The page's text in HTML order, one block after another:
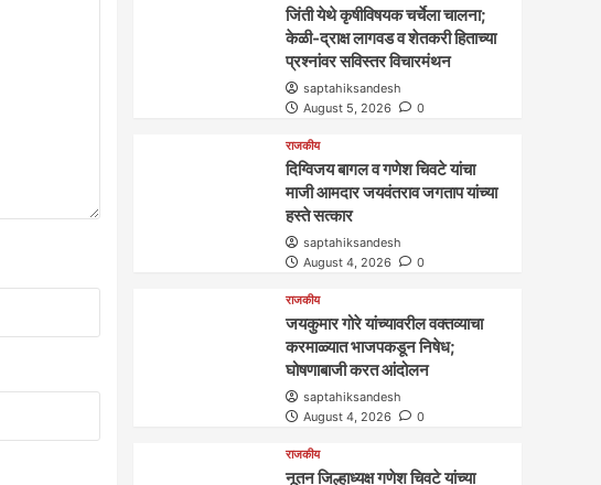
जिंती येथे कृषीविषयक चर्चेला चालना;
केळी-द्राक्ष लागवड व शेतकरी हिताच्या
प्रश्नांवर सविस्तर विचारमंथन
saptahiksandesh
August 5, 2026
0
राजकीय
दिग्विजय बागल व गणेश चिवटे यांचा
माजी आमदार जयवंतराव जगताप यांच्या
हस्ते सत्कार
saptahiksandesh
August 4, 2026
0
राजकीय
जयकुमार गोरे यांच्यावरील वक्तव्याचा
करमाळ्यात भाजपकडून निषेध;
घोषणाबाजी करत आंदोलन
saptahiksandesh
August 4, 2026
0
राजकीय
नूतन जिल्हाध्यक्ष गणेश चिवटे यांच्या